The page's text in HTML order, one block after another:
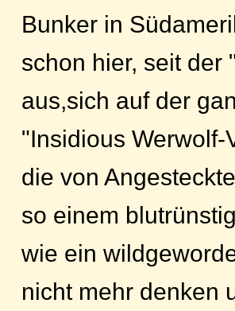
Bunker in
schon hier, seit der
aus,sich auf der
"Insidious
die von
so einem
wie ein
nicht mehr denken